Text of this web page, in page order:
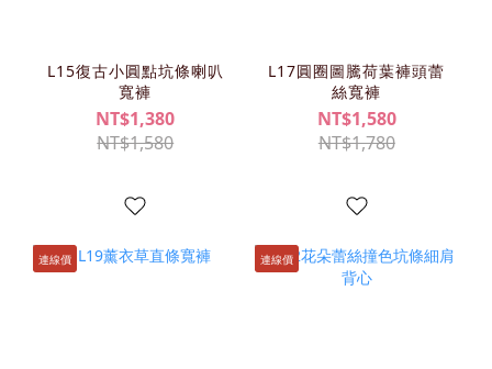
L15復古小圓點坑條喇叭
寬褲
NT$1,380
NT$1,580
L17圓圈圖騰荷葉褲頭蕾
絲寬褲
NT$1,580
NT$1,780
連線價 連線價